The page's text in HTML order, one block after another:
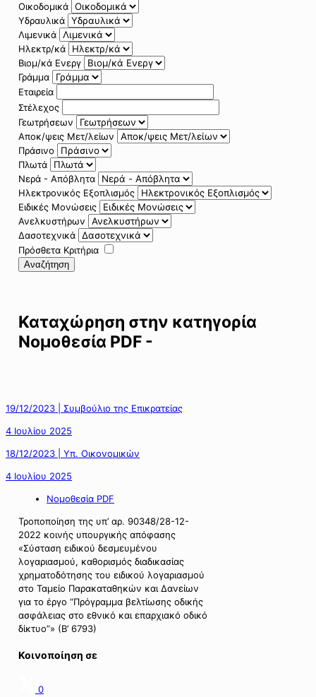
Οικοδομικά
Υδραυλικά
Λιμενικά
Ηλεκτρ/κά
Βιομ/κά Ενεργ
Γράμμα
Εταιρεία
Στέλεχος
Γεωτρήσεων
Αποκ/ψεις Μετ/λείων
Πράσινο
Πλωτά
Νερά - Απόβλητα
Ηλεκτρονικός Εξοπλισμός
Ειδικές Μονώσεις
Ανελκυστήρων
Δασοτεχνικά
Πρόσθετα Κριτήρια
Αναζήτηση
Καταχώρηση στην κατηγορία
Νομοθεσία PDF -
19/12/2023 | Συμβούλιο της Επικρατείας
4 Ιουλίου 2025
18/12/2023 | Υπ. Οικονομικών
4 Ιουλίου 2025
Νομοθεσία PDF
Τροποποίηση της υπ’ αρ. 90348/28-12-
2022 κοινής υπουργικής απόφασης
«Σύσταση ειδικού δεσμευμένου
λογαριασμού, καθορισμός διαδικασίας
χρηματοδότησης του ειδικού λογαριασμού
στο Ταμείο Παρακαταθηκών και Δανείων
για το έργο “Πρόγραμμα βελτίωσης οδικής
ασφάλειας στο εθνικό και επαρχιακό οδικό
δίκτυο”» (Β’ 6793)
Κοινοποίηση σε
0